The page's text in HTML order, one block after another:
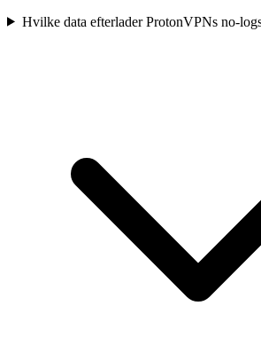
Hvilke data efterlader ProtonVPNs no-